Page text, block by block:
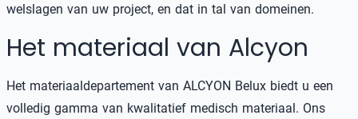
welslagen van uw project, en dat in tal van domeinen.
Het materiaal van Alcyon
Het materiaaldepartement van ALCYON Belux biedt u een
volledig gamma van kwalitatief medisch materiaal. Ons